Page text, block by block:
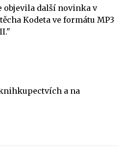
objevila další novinka v
Kodeta ve formátu MP3
a na